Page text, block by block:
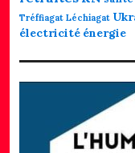
Tréffiagat Léchiagat
électricité énergie